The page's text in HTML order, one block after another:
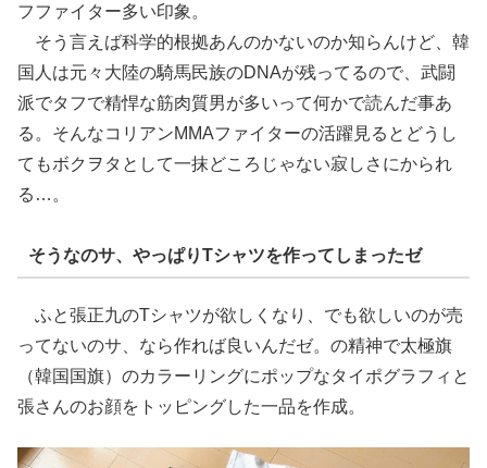
フファイター多い印象。
そう言えば科学的根拠あんのかないのか知らんけど、韓
国人は元々大陸の騎馬民族のDNAが残ってるので、武闘
派でタフで精悍な筋肉質男が多いって何かで読んだ事あ
る。そんなコリアンMMAファイターの活躍見るとどうし
てもボクヲタとして一抹どころじゃない寂しさにかられ
る…。
そうなのサ、やっぱりTシャツを作ってしまったゼ
ふと張正九のTシャツが欲しくなり、でも欲しいのが売
ってないのサ、なら作れば良いんだゼ。の精神で太極旗
（韓国国旗）のカラーリングにポップなタイポグラフィと
張さんのお顔をトッピングした一品を作成。